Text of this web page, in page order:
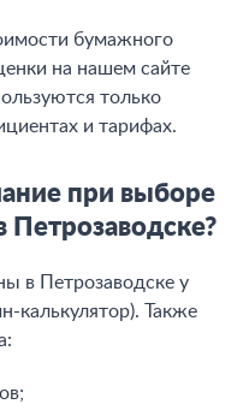
бумажного
на нашем сайте
только
и тарифах.
при выборе
Петрозаводске?
в Петрозаводске у
калькулятор). Также